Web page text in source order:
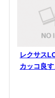
レクサス
カッコ良